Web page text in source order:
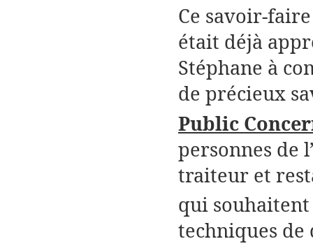
Ce savoir-
était déjà
Stéphane à
de précieux
Public
personnes de
traiteur et
qui
techniques de